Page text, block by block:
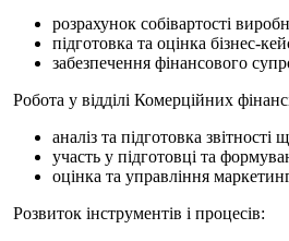
розрахунок собівартості
підготовка та оцінка бізнес-
забезпечення фінансового
Робота у відділі Комерційних
аналіз та підготовка
участь у підготовці та
оцінка та управління
Розвиток інструментів і процесів: